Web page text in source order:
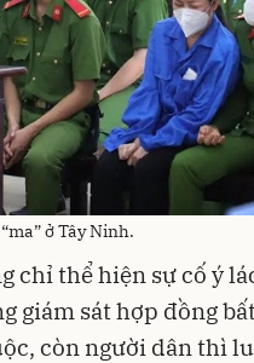
ở Tây Ninh.
chỉ thể hiện sự cố ý
giám sát hợp đồng
còn người dân thì